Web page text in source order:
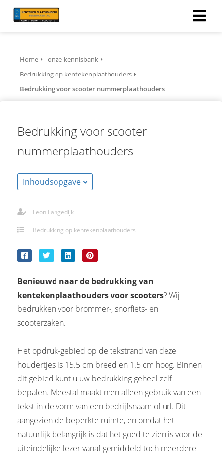
Home
onze-kennisbank
Bedrukking op kentekenplaathouders
Bedrukking voor scooter nummerplaathouders
Bedrukking voor scooter
nummerplaathouders
Inhoudsopgave
Leon Langedijk
Bedrukking op kentekenplaathouders
Benieuwd naar de bedrukking van
kentekenplaathouders voor scooters? Wij
bedrukken voor brommer-, snorfiets- en
scooterzaken.
Het opdruk-gebied op de tekstrand van deze
houdertjes is 15.5 cm breed en 1.5 cm hoog. Binnen
dit gebied kunt u uw bedrukking geheel zelf
bepalen. Meestal maakt men alleen gebruik van een
tekst in de vorm van een bedrijfsnaam of url. Dit
aangezien de beperkte ruimte, en omdat het
natuurlijk belangrijk is dat het goed te zien is voor de
uiteindelijke lezer vanaf gemiddeld toch meerdere